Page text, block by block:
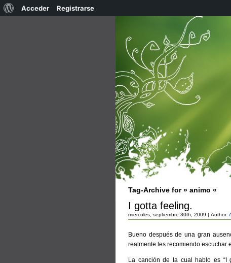
Tag-Archive for » animo «
I gotta feeling.
miércoles, septiembre 30th, 2009 | Author:
Bueno después de una gran
realmente les recomiendo escuchar
La canción de la cual hablo es “I
Acerca
Acceder Registrarse